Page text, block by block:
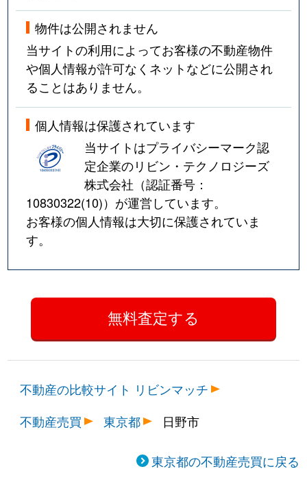
物件は公開されません
当サイトの利用によってお客様の不動産物件
や個人情報が許可なくネットなどに公開され
ることはありません。
個人情報は保護されています
当サイトはプライバシーマーク認
定企業のリビン・テクノロジーズ
株式会社（認証番号：
10830322(10)）が運営しています。
お客様の個人情報は大切に保護されていま
す。
不動産の比較サイト リビンマッチ
不動産売買
東京都 日野市
東京都の不動産売買に戻る